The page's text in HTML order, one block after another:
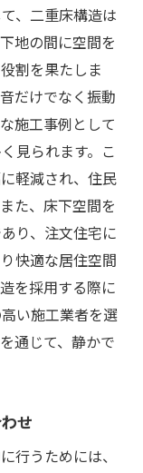
、二重床構造は
地の間に空間を
割を果たしま
だけでなく振動
施工事例として
見られます。こ
軽減され、住民
た、床下空間を
り、注文住宅に
快適な居住空間
を採用する際に
い施工業者を選
通じて、静かで
せ
行うためには、